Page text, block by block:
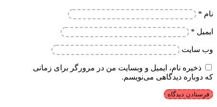
نام *
ایمیل *
وب‌ سایت
ذخیره نام، ایمیل و وبسایت من در مرورگر برای زمانی
که دوباره دیدگاهی می‌نویسم.